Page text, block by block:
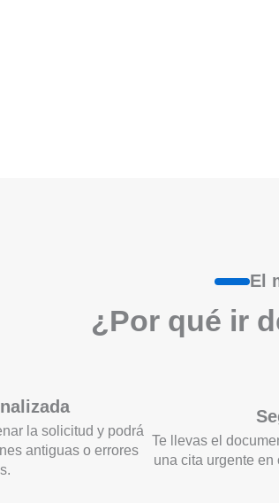
El
¿Por qué ir
la solicitud y podrá
antiguas o errores
Te llevas el
una cita urgente